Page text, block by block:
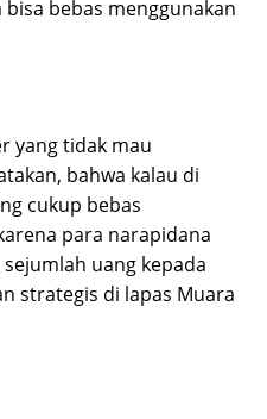
bebas menggunakan
yang tidak mau
bahwa kalau di
cukup bebas
para narapidana
uang kepada
strategis di lapas Muara